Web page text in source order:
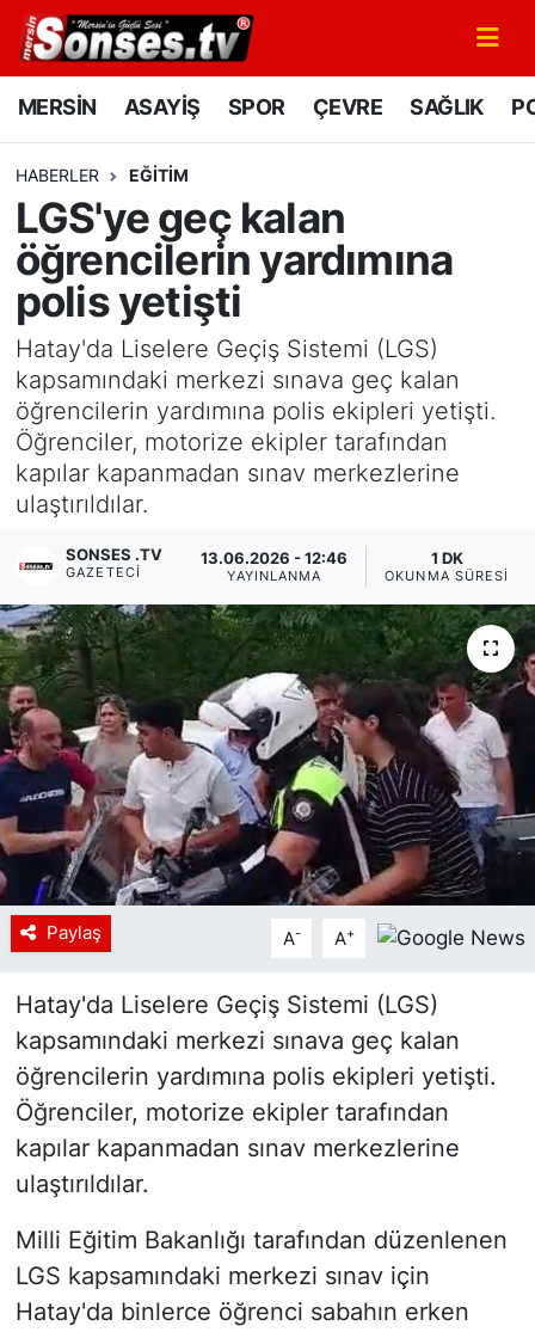
MERSİN ASAYİŞ SPOR ÇEVRE SAĞLIK
HABERLER EĞİTİM
LGS'ye geç kalan
öğrencilerin yardımına
polis yetişti
Hatay'da Liselere Geçiş Sistemi (LGS)
kapsamındaki merkezi sınava geç kalan
öğrencilerin yardımına polis ekipleri yetişti.
Öğrenciler, motorize ekipler tarafından
kapılar kapanmadan sınav merkezlerine
ulaştırıldılar.
SONSES .TV
GAZETECI
13.06.2026 - 12:46
YAYINLANMA
1 DK
OKUNMA SÜRESI
Paylaş A- A+
Hatay'da Liselere Geçiş Sistemi (LGS)
kapsamındaki merkezi sınava geç kalan
öğrencilerin yardımına polis ekipleri yetişti.
Öğrenciler, motorize ekipler tarafından
kapılar kapanmadan sınav merkezlerine
ulaştırıldılar.
Milli Eğitim Bakanlığı tarafından düzenlenen
LGS kapsamındaki merkezi sınav için
Hatay'da binlerce öğrenci sabahın erken
MERSİN
SPOR
GÜNÜN MANŞETİ
DÜNYA
KÜLTÜR - SANAT
MAGAZİN
SAĞLIK
Siyaset
YEREL HABER
Haberde insan
Tanıtım
Mersin Nöbetçi Eczaneler
Mersin Namaz Vakitleri
Mersin Trafik Yoğunluk Haritası
Süper Lig Puan Durumu ve Fikstür
Tüm Manşetler
Son Dakika Haberleri
Haber Arşivi